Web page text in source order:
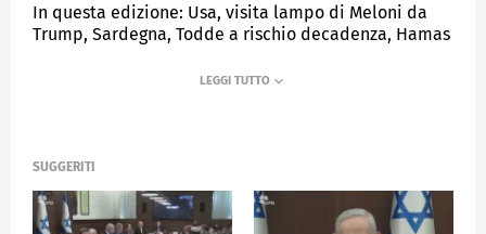
In questa edizione: Usa, visita lampo di Meloni da
Trump, Sardegna, Todde a rischio decadenza, Hamas
l'ultima Porta Santa, Napoli, aggredisce medico in
MEDIASET
SUGGERITI